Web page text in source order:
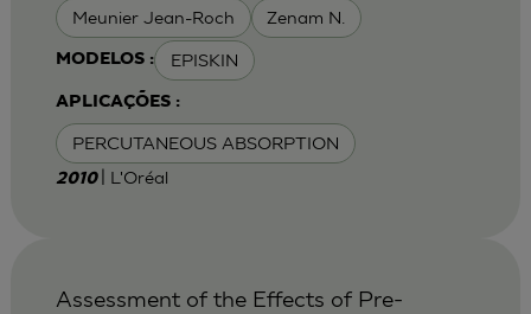
Meunier Jean-Roch Zenam N.
MODELOS : EPISKIN
APLICAÇÕES :
PERCUTANEOUS ABSORPTION
2010 | L'Oréal
Assessment of the Effects of Pre-